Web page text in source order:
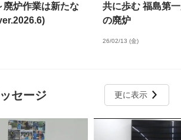
廃炉作業は新たな
共に歩む 福島第
の廃炉
26/02/13 (金)
セージ 更に表示